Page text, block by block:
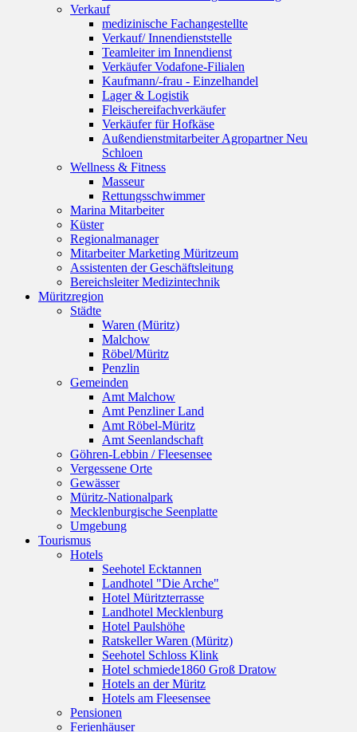
Verkauf
medizinische Fachangestellte
Verkauf/ Innendienststelle
Teamleiter im Innendienst
Verkäufer Vodafone-Filialen
Kaufmann/-frau - Einzelhandel
Lager & Logistik
Fleischereifachverkäufer
Verkäufer für Hofkäse
Außendienstmitarbeiter Agropartner Neu
Schloen
Wellness & Fitness
Masseur
Rettungsschwimmer
Marina Mitarbeiter
Küster
Regionalmanager
Mitarbeiter Marketing Müritzeum
Assistenten der Geschäftsleitung
Bereichsleiter Medizintechnik
Müritzregion
Städte
Waren (Müritz)
Malchow
Röbel/Müritz
Penzlin
Gemeinden
Amt Malchow
Amt Penzliner Land
Amt Röbel-Müritz
Amt Seenlandschaft
Göhren-Lebbin / Fleesensee
Vergessene Orte
Gewässer
Müritz-Nationalpark
Mecklenburgische Seenplatte
Umgebung
Tourismus
Hotels
Seehotel Ecktannen
Landhotel "Die Arche"
Hotel Müritzterrasse
Landhotel Mecklenburg
Hotel Paulshöhe
Ratskeller Waren (Müritz)
Seehotel Schloss Klink
Hotel schmiede1860 Groß Dratow
Hotels an der Müritz
Hotels am Fleesensee
Pensionen
Ferienhäuser